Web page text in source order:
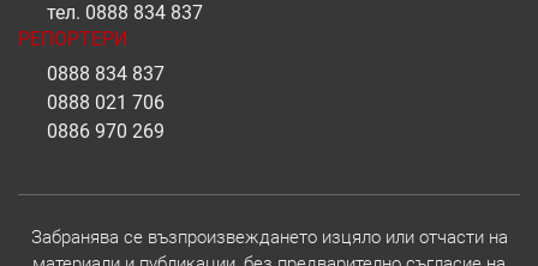
тел. 0888 834 837
РЕПОРТЕРИ
0888 834 837
0888 021 706
0886 970 269
Забранява се възпроизвеждането изцяло или отчасти на